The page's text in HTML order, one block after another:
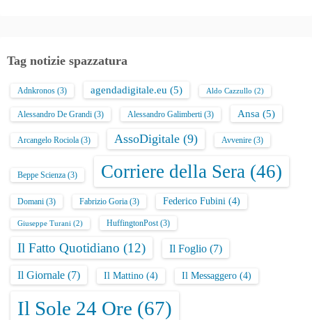
Tag notizie spazzatura
Adnkronos (3) agendadigitale.eu (5) Aldo Cazzullo (2)
Alessandro De Grandi (3) Alessandro Galimberti (3) Ansa (5)
Arcangelo Rociola (3) AssoDigitale (9) Avvenire (3)
Beppe Scienza (3) Corriere della Sera (46)
Domani (3) Fabrizio Goria (3) Federico Fubini (4)
Giuseppe Turani (2) HuffingtonPost(3)
Il Fatto Quotidiano (12) Il Foglio (7)
Il Giornale (7) Il Mattino (4) Il Messaggero (4)
Il Sole 24 Ore (67)